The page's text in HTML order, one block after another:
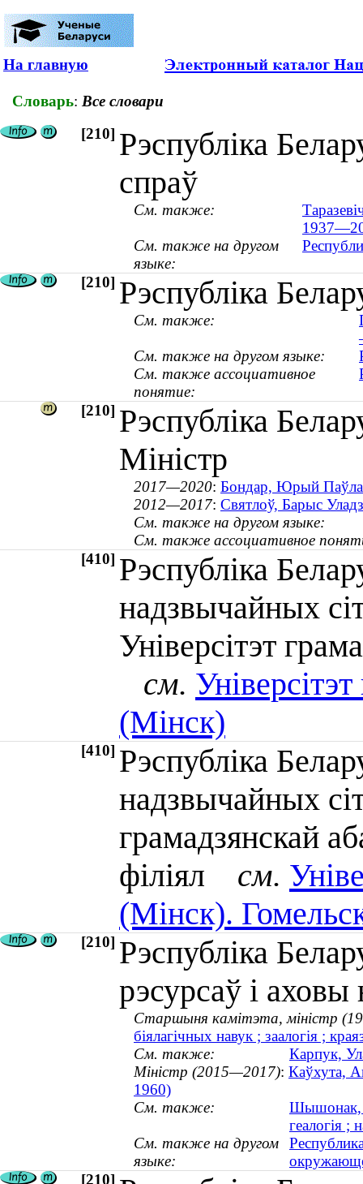
На главную
Словарь: Все словари
[210] Рэспубліка
спраў
См. также:
См. также на другом
языке:
[210] Рэспубліка
См. также:
См. также на другом языке:
См. также ассоциативное
понятие:
[210] Рэспубліка
Міністр
2017—2020: Бондар, Юрый
2012—2017: Святлоў, Барыс
См. также на другом языке:
См. также ассоциативное
[410] Рэспубліка
надзвычайных
Універсітэт
см.
(Мінск)
[410] Рэспубліка
надзвычайных
грамадзянскай
філіял см.
(Мінск).
[210] Рэспубліка
рэсурсаў і аховы
Старшыня камітэта, міністр
біялагічных навук ; заалогія ;
См. также:
Карпук,
Міністр (2015—2017): Каўхута,
1960)
См. также:
Шышонак,
геалогія ;
См. также на другом
языке:
[210]